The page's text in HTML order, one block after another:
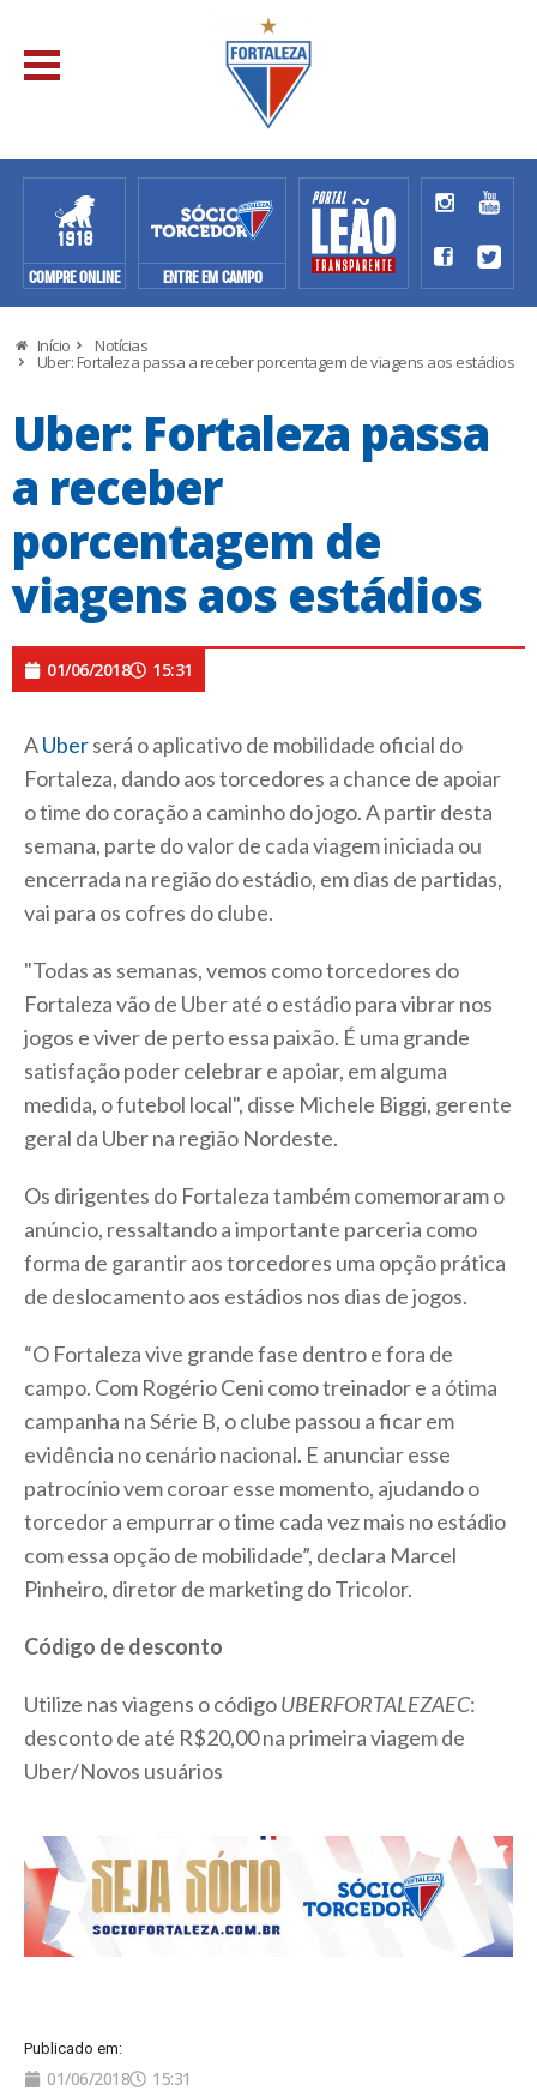
COMPRE ONLINE ENTRE EM CAMPO
Início Notícias
Uber: Fortaleza passa a receber porcentagem de viagens aos estádios
Uber: Fortaleza passa
a receber
porcentagem de
viagens aos estádios
01/06/2018 15:31
AUberserá o aplicativo de mobilidade oficial do
Fortaleza, dando aos torcedores a chance de apoiar
o time do coração a caminho do jogo. A partir desta
semana, parte do valor de cada viagem iniciada ou
encerrada na região do estádio, em dias de partidas,
vai para os cofres do clube.
"Todas as semanas, vemos como torcedores do
Fortaleza vão de Uber até o estádio para vibrar nos
jogos e viver de perto essa paixão. É uma grande
satisfação poder celebrar e apoiar, em alguma
medida, o futebol local", disse Michele Biggi, gerente
geral da Uber na região Nordeste.
Os dirigentes do Fortaleza também comemoraram o
anúncio, ressaltando a importante parceria como
forma de garantir aos torcedores uma opção prática
de deslocamento aos estádios nos dias de jogos.
“O Fortaleza vive grande fase dentro e fora de
campo. Com Rogério Ceni como treinador e a ótima
campanha na Série B, o clube passou a ficar em
evidência no cenário nacional. E anunciar esse
patrocínio vem coroar esse momento, ajudando o
torcedor a empurrar o time cada vez mais no estádio
com essa opção de mobilidade”, declara Marcel
Pinheiro, diretor de marketing do Tricolor.
Código de desconto
Utilize nas viagens o códigoUBERFORTALEZAEC:
desconto de até R$20,00 na primeira viagem de
Uber/Novos usuários
Publicado em:
01/06/2018 15:31